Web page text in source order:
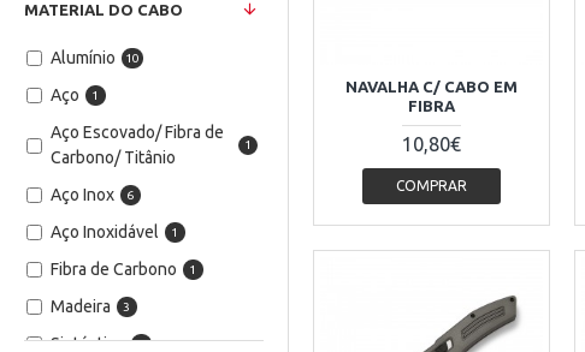
22.1 cm
MATERIAL DO CABO
Alumínio 10
Aço 1
Aço Escovado/ Fibra de
Carbono/ Titânio
1
Aço Inox 6
Aço Inoxidável 1
Fibra de Carbono 1
Madeira 3
Sintéctico 3
NAVALHA C/ CABO EM
FIBRA
10,80€
COMPRAR